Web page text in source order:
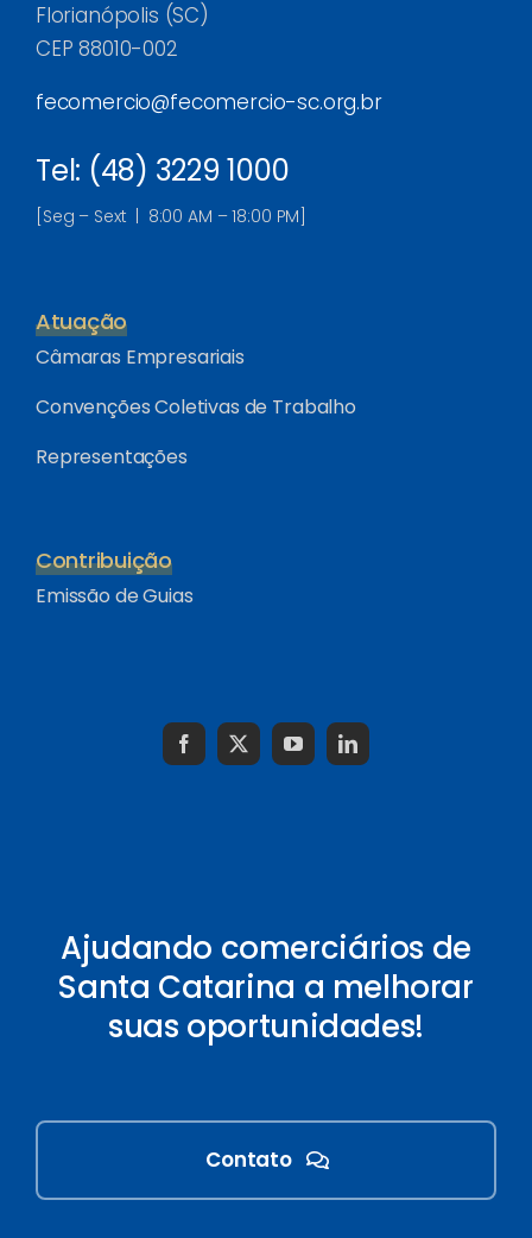
Florianópolis (SC)
CEP 88010-002
fecomercio@fecomercio-sc.org.br
Tel: (48) 3229 1000
[Seg – Sext | 8:00 AM – 18:00 PM]
Atuação
Câmaras Empresariais
Convenções Coletivas de Trabalho
Representações
Contribuição
Emissão de Guias
Ajudando comerciários de
Santa Catarina a melhorar
suas oportunidades!
Contato